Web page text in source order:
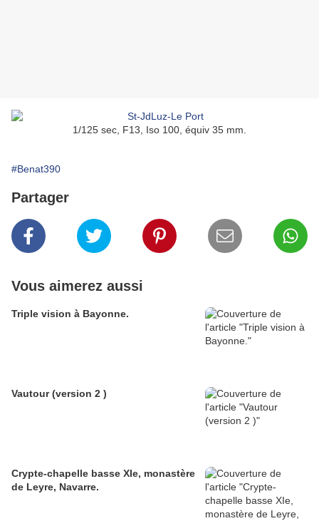
1/125 sec, F13, Iso 100, équiv 35 mm.
#Benat390
Partager
Vous aimerez aussi
Triple vision à Bayonne.
Vautour (version 2 )
Crypte-chapelle basse XIe, monastère
de Leyre, Navarre.